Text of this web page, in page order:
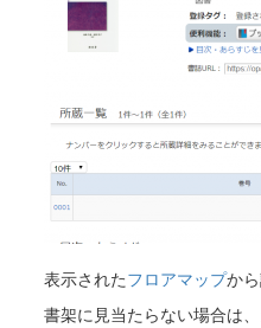
表示されたフロアマップか
書架に見当たらない場合は